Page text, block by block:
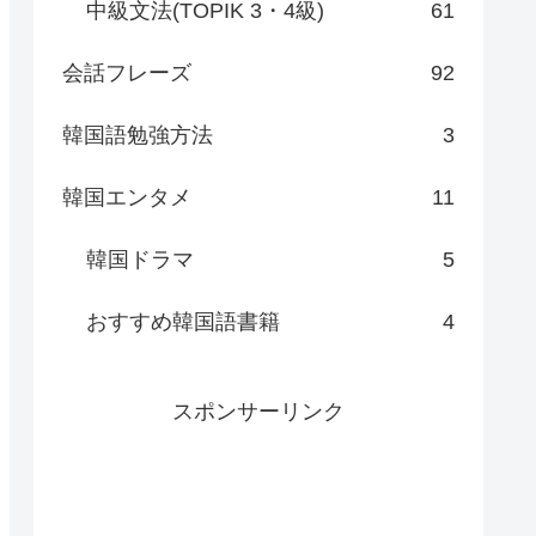
中級文法(TOPIK 3・4級) 61
会話フレーズ 92
韓国語勉強方法 3
韓国エンタメ 11
韓国ドラマ 5
おすすめ韓国語書籍 4
スポンサーリンク